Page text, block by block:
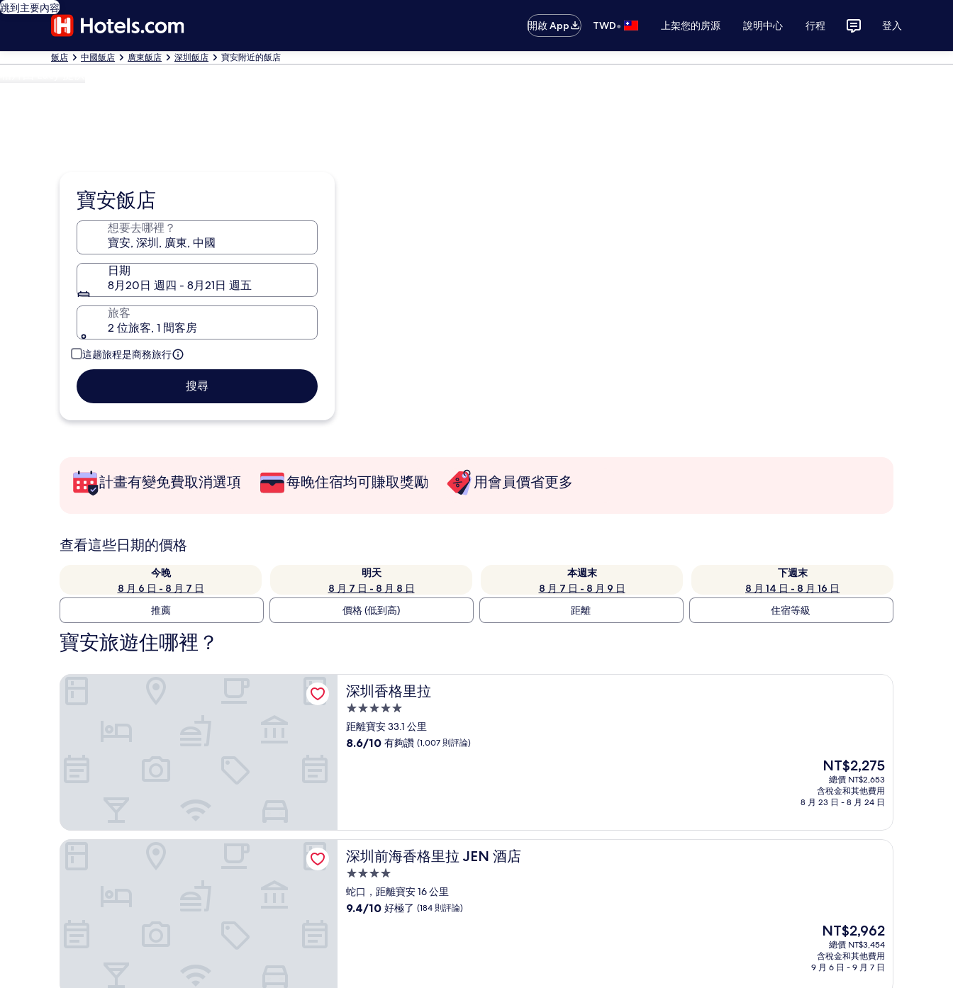
跳到主要內容
開啟 App
TWD• 上架您的房源 說明中心 行程 登入
飯店 中國飯店 廣東飯店 深圳飯店 寶安附近的飯店
寶安飯店
想要去哪裡？
日期
8月20日 週四 - 8月21日 週五
旅客
2 位旅客, 1 間客房
這趟旅程是商務旅行
搜尋
計畫有變免費取消選項 每晚住宿均可賺取獎勵 用會員價省更多
查看這些日期的價格
今晚
8 月 6 日 - 8 月 7 日
明天
8 月 7 日 - 8 月 8 日
本週末
8 月 7 日 - 8 月 9 日
下週末
8 月 14 日 - 8 月 16 日
推薦
價格 (低到高) 距離 住宿等級
寶安旅遊住哪裡？
深圳香格里拉
深圳香格里拉
5.0
星
級
距離寶安 33.1 公里
8.6
夠
讚，
(1,007
則
評
論)
8.6/10 有夠讚 (1,007 則評論)
現
在
價
格
NT$2,275
總價 NT$2,653
含稅金和其他費用
8 月 23 日 - 8 月 24 日
深圳香格里拉
深圳前海香格里拉 JEN 酒店
深圳前海香格里拉 JEN 酒店
4.0
星
級
蛇口，距離寶安 16 公里
9.4
9.4/10 好極了 (184 則評論)
現
在
價
格
NT$2,962
總價 NT$3,454
含稅金和其他費用
9 月 6 日 - 9 月 7 日
深圳前海香格里拉 JEN 酒店